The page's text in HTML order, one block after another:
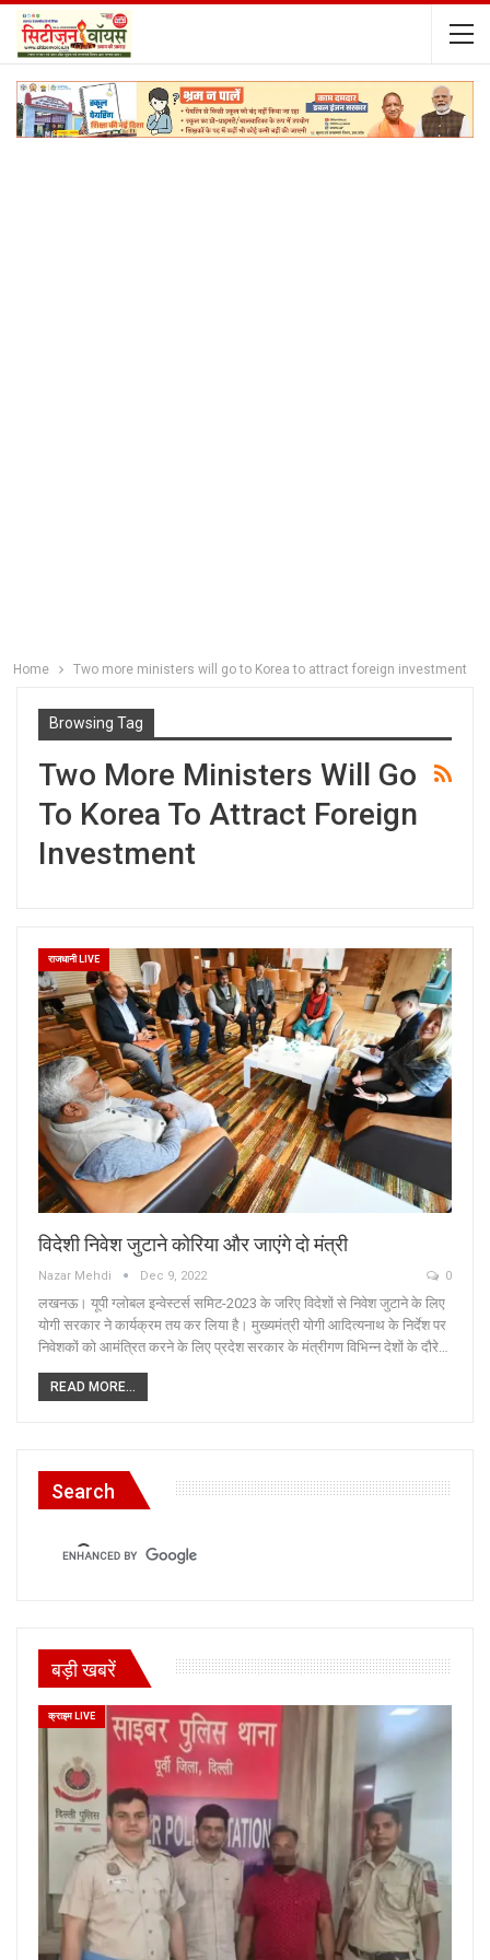
Home Two more ministers will go to Korea to attract foreign investment
Browsing Tag
Two More Ministers Will Go
To Korea To Attract Foreign
Investment
राजधानी LIVE
विदेशी निवेश जुटाने कोरिया और जाएंगे दो मंत्री
Nazar Mehdi Dec 9, 2022 0
लखनऊ। यूपी ग्लोबल इन्वेस्टर्स समिट-2023 के जरिए विदेशों से निवेश जुटाने के लिए
योगी सरकार ने कार्यक्रम तय कर लिया है। मुख्यमंत्री योगी आदित्यनाथ के निर्देश पर
निवेशकों को आमंत्रित करने के लिए प्रदेश सरकार के मंत्रीगण विभिन्न देशों के दौरे…
READ MORE...
Search
बड़ी खबरें
क्राइम LIVE